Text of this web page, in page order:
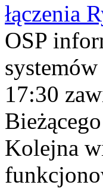
łączenia
OSP
17:30
Kolejna